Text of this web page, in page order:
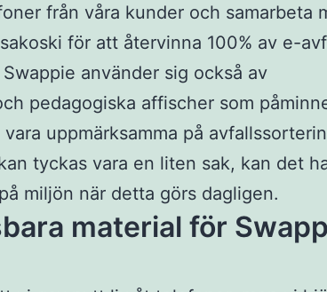
från våra kunder och samarbeta
för att återvinna 100% av e-
använder sig också av
pedagogiska affischer som
uppmärksamma på
tyckas vara en liten sak, kan det
miljön när detta görs dagligen.
material för